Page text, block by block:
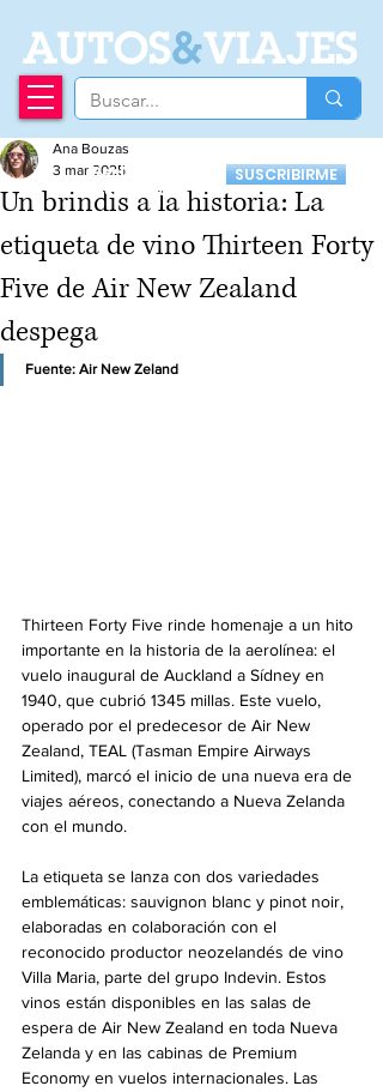
AUTOS&VIAJES
Recibí nuestro
Newsletter
SUSCRIBIRME
Un brindis a la historia: La
etiqueta de vino Thirteen Forty
Five de Air New Zealand
despega
Ana Bouzas
3 mar 2025
Fuente: Air New Zeland
Thirteen Forty Five rinde homenaje a un hito
importante en la historia de la aerolínea: el
vuelo inaugural de Auckland a Sídney en
1940, que cubrió 1345 millas. Este vuelo,
operado por el predecesor de Air New
Zealand, TEAL (Tasman Empire Airways
Limited), marcó el inicio de una nueva era de
viajes aéreos, conectando a Nueva Zelanda
con el mundo.
La etiqueta se lanza con dos variedades
emblemáticas: sauvignon blanc y pinot noir,
elaboradas en colaboración con el
reconocido productor neozelandés de vino
Villa Maria, parte del grupo Indevin. Estos
vinos están disponibles en las salas de
espera de Air New Zealand en toda Nueva
Zelanda y en las cabinas de Premium
Economy en vuelos internacionales. Las